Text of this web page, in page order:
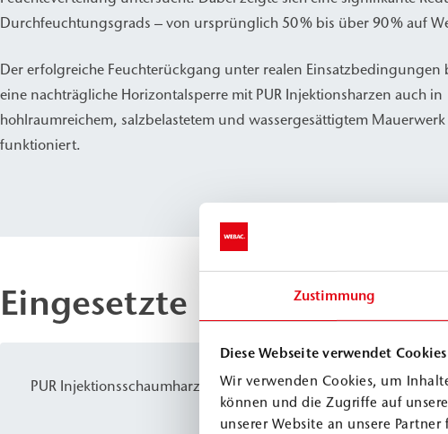
Zustimmung
Diese Webseite verwendet Cookies
Wir verwenden Cookies, um
können und die Zugriffe auf
unserer Website an unsere
Durchfeuchtungsgrads – von ursprünglich 50 % bis über 90 % auf
Der erfolgreiche Feuchterückgang unter realen Einsatzbedingungen
eine nachträgliche Horizontalsperre mit PUR Injektionsharzen auch in
hohlraumreichem, salzbelastetem und wassergesättigtem
funktioniert.
Eingesetzte Produkte
PUR Injektionsschaumharze